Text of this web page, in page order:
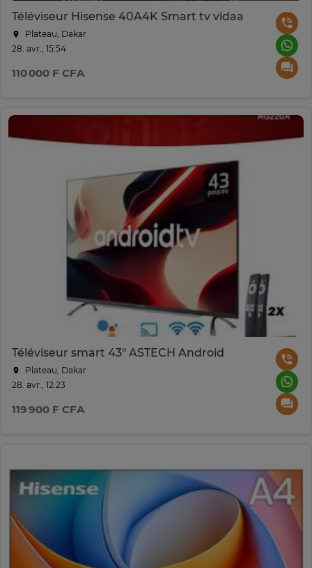
Téléviseur Hisense 40A4K Smart tv vidaa
Plateau, Dakar
28. avr., 15:54
110 000 F CFA
Téléviseur smart 43" ASTECH Android
Plateau, Dakar
28. avr., 12:23
119 900 F CFA